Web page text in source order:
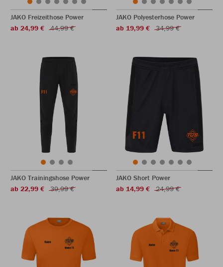
JAKO Freizeithose Power
ab 24,99 €
44,99 €
JAKO Polyesterhose Power
ab 19,99 €
34,99 €
JAKO Trainingshose Power
ab 22,99 €
39,99 €
JAKO Short Power
ab 14,99 €
24,99 €